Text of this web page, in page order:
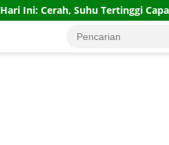
Tertinggi Capai 34 Derajat Celsius